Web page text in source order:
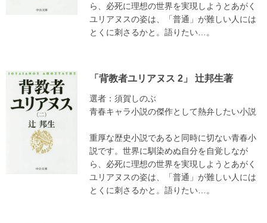
ら、必死に理想の世界を実現しようとあがく
ユリアヌスの姿は、「普通」が難しい人には
とくに刺さるかと。語りたい…。
「背教者ユリアヌス 2」 辻邦生著
選者：須賀しのぶ
青春キャラ小説の傑作として熱弁したい小説
重厚な歴史小説であると同時に切ない青春小
説です。世界に馴染めぬ自分を自覚しなが
ら、必死に理想の世界を実現しようとあがく
ユリアヌスの姿は、「普通」が難しい人には
とくに刺さるかと。語りたい…。